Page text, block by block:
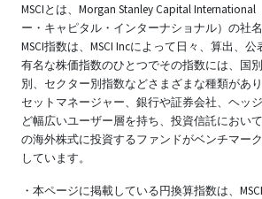
MSCIとは、Morgan Stanley Capital
ー・キャピタル・インターナショナル）の社名
MSCI指数は、MSCI Incによって日々、算出、
有名な株価指数のひとつでその指数には、国
別、セクター別指数などさまざまな種類があ
セットマネージャー、銀行や証券会社、ヘッ
ど幅広いユーザー層を持ち、投資信託におい
の海外株式に投資するファンドがベンチマー
しています。
・本ページに掲載している円換算指数は、